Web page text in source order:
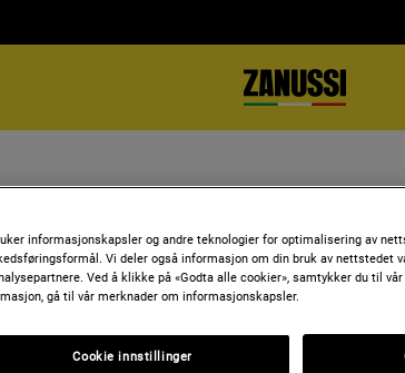
informasjonskapsler og andre teknologier for optimalisering av
Vi deler også informasjon om din bruk av nettstedet
Ved å klikke på «Godta alle cookier», samtykker du til
gå til vår merknader om informasjonskapsler.
Cookie innstillinger